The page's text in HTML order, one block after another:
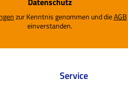
zur Kenntnis genommen und dieAGB
einverstanden.
Service